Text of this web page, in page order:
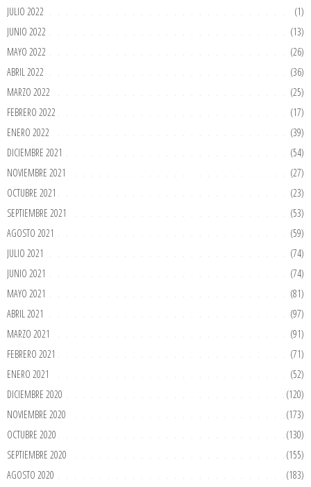
JULIO 2022
(1)
JUNIO 2022
(13)
MAYO 2022
(26)
ABRIL 2022
(36)
MARZO 2022
(25)
FEBRERO 2022
(17)
ENERO 2022
(39)
DICIEMBRE 2021
(54)
NOVIEMBRE 2021
(27)
OCTUBRE 2021
(23)
SEPTIEMBRE 2021
(53)
AGOSTO 2021
(59)
JULIO 2021
(74)
JUNIO 2021
(74)
MAYO 2021
(81)
ABRIL 2021
(97)
MARZO 2021
(91)
FEBRERO 2021
(71)
ENERO 2021
(52)
DICIEMBRE 2020
(120)
NOVIEMBRE 2020
(173)
OCTUBRE 2020
(130)
SEPTIEMBRE 2020
(155)
AGOSTO 2020
(183)